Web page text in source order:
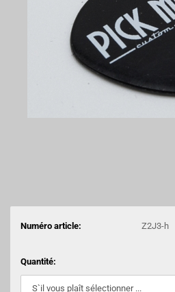
Numéro article: Z2J3-h
Quantité: